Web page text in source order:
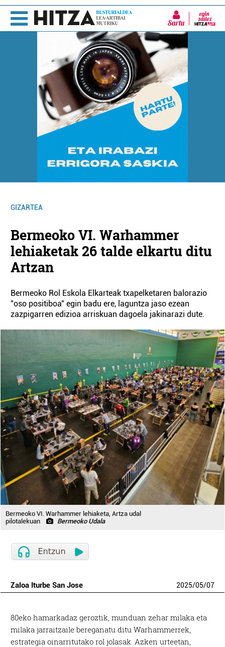
Sartu
GIZARTEA
Bermeoko VI. Warhammer
lehiaketak 26 talde elkartu ditu
Artzan
Bermeoko Rol Eskola Elkarteak txapelketaren balorazio
"oso positiboa" egin badu ere, laguntza jaso ezean
zazpigarren edizioa arriskuan dagoela jakinarazi dute.
Bermeoko VI. Warhammer lehiaketa, Artza udal
pilotalekuan
Bermeoko Udala
Zaloa Iturbe San Jose 2025/05/07
80eko hamarkadaz geroztik, munduan zehar milaka eta
milaka jarraitzaile bereganatu ditu Warhammerrek,
estrategia oinarritutako rol jolasak. Azken urteetan,